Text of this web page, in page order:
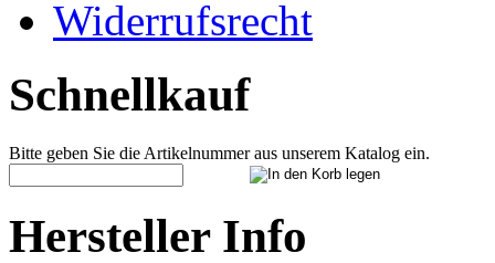
Widerrufsrecht
Schnellkauf
Bitte geben Sie die Artikelnummer aus unserem Katalog ein.
Hersteller Info